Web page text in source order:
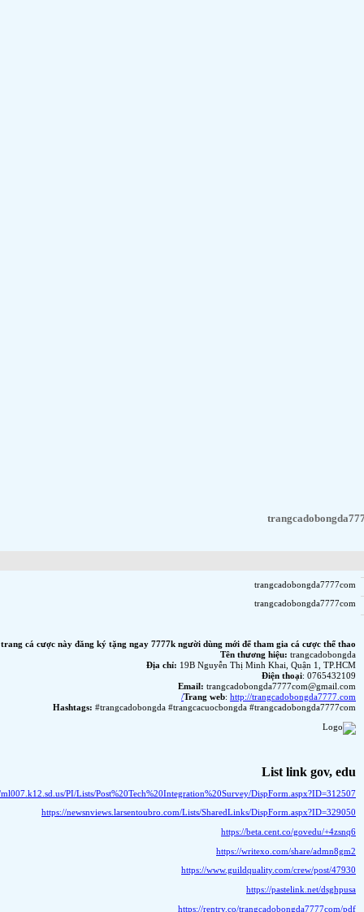
10 trang cá độ bóng đá uy tín nhất Việt Nam
Tổng hợp top 10 trang cá độ bóng đá